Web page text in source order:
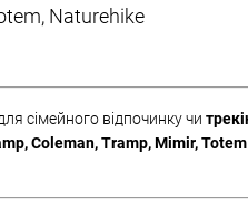
Naturehike
сімейного відпочинку чи
Coleman, Tramp, Mimir,